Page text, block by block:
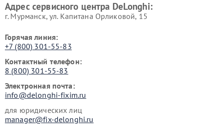
Адрес сервисного центра DeLonghi:
г. Мурманск, ул. Капитана Орликовой, 15
Горячая линия:
+7 (800) 301-55-83
Контактный телефон:
8 (800) 301-55-83
Электронная почта:
info@delonghi-fixim.ru
для юридических лиц
manager@fix-delonghi.ru